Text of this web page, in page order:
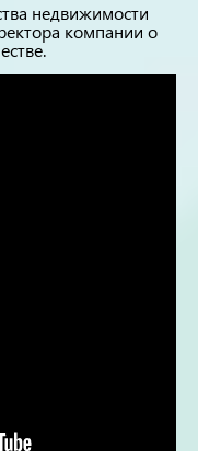
недвижимости
компании о